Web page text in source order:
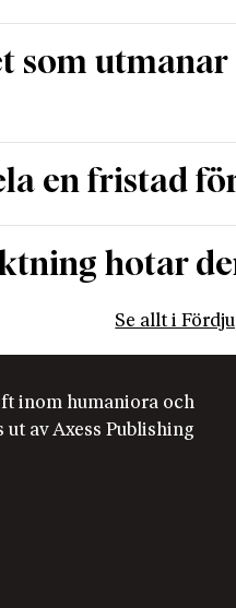
som utmanar
en fristad
hotar
Se allt i
inom humaniora och
av Axess Publishing